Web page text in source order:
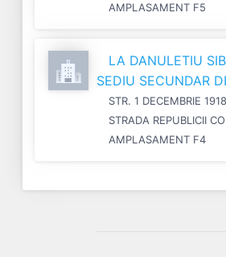
AMPLASAMENT F5
LA DANULETIU
SEDIU SECUNDAR
STR. 1 DECEMBRIE
STRADA REPUBLICII
AMPLASAMENT F4